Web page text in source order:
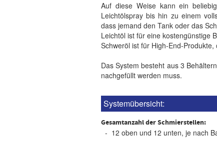
Auf diese Weise kann ein
Leichtölspray bis hin zu einem
dass jemand den Tank oder das
Leichtöl ist für eine kostengünstige
Schweröl ist für High-End-
Das System besteht aus 3
nachgefüllt werden muss.
Systemübersicht:
Gesamtanzahl der Schmierstellen:
- 12 oben und 12 unten, je nach